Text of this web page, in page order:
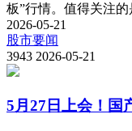
板”行情。值得关注的
2026-05-21
股市要闻
3943 2026-05-21
5月27日上会！国